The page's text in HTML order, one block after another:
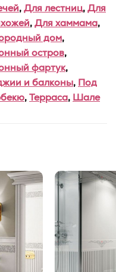
,Для лестниц,Для
,Для хаммама,
дом,
остров,
фартук,
и балконы, Под
,Терраса, Шале